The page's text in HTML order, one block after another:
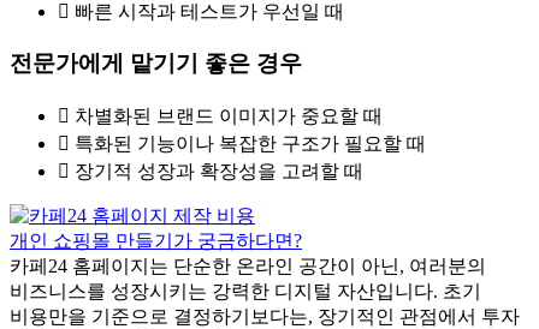
빠른 시작과 테스트가 우선일 때
전문가에게 맡기기 좋은 경우
차별화된 브랜드 이미지가 중요할 때
특화된 기능이나 복잡한 구조가 필요할 때
장기적 성장과 확장성을 고려할 때
개인 쇼핑몰 만들기가 궁금하다면?
카페24 홈페이지는 단순한 온라인 공간이 아닌, 여러분의
비즈니스를 성장시키는 강력한 디지털 자산입니다. 초기
비용만을 기준으로 결정하기보다는, 장기적인 관점에서 투자